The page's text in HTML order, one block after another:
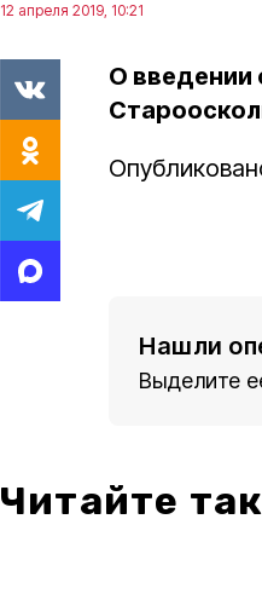
12 апреля 2019, 10:21
О введении
Нашли
Выделите
Читайте